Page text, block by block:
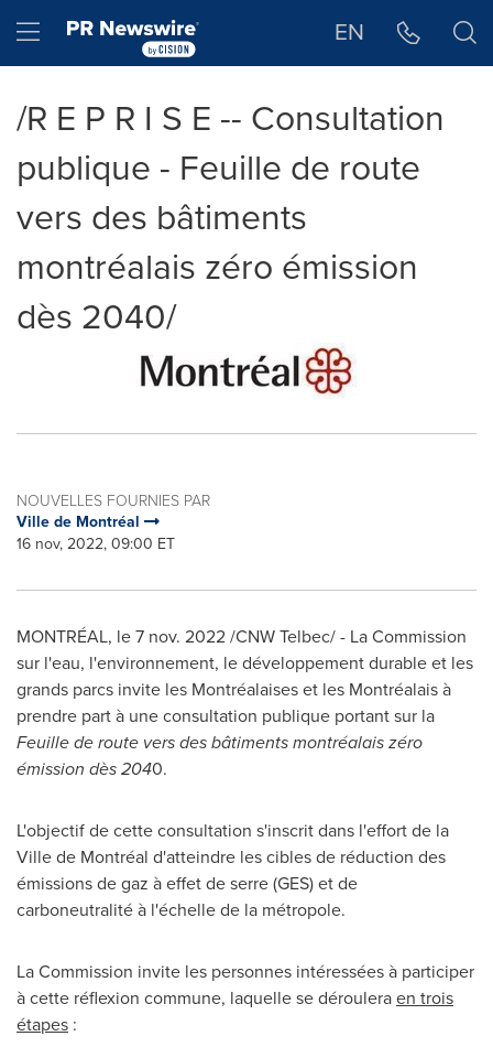
Hamburger menu EN
/R E P R I S E -- Consultation
publique - Feuille de route
vers des bâtiments
montréalais zéro émission
dès 2040/
NOUVELLES FOURNIES PAR
Ville de Montréal
16 nov, 2022, 09:00 ET
MONTRÉAL, le7 nov. 2022/CNW Telbec/ - La Commission
sur l'eau, l'environnement, le développement durable et les
grands parcs invite les Montréalaises et les Montréalais à
prendre part à une consultation publique portant sur la
Feuille de route vers des bâtiments montréalais zéro
émission dès 2040.
L'objectif de cette consultation s'inscrit dans l'effort de la
Ville de Montréal d'atteindre les cibles de réduction des
émissions de gaz à effet de serre (GES) et de
carboneutralité à l'échelle de la métropole.
La Commission invite les personnes intéressées à participer
à cette réflexion commune, laquelle se dérouleraen trois
étapes :